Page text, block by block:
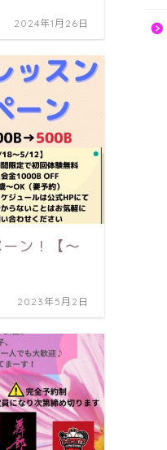
2024年1月26日
ン！【〜
2023年5月2日